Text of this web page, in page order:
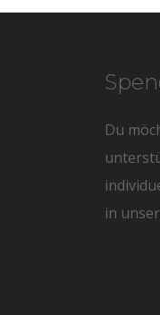
Du
in